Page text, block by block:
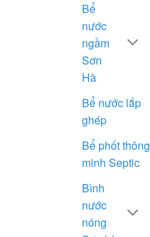
Bể
nước
ngầm
Sơn
Hà
Bể nước lắp
ghép
Bể phốt thông
minh Septic
Bình
nước
nóng